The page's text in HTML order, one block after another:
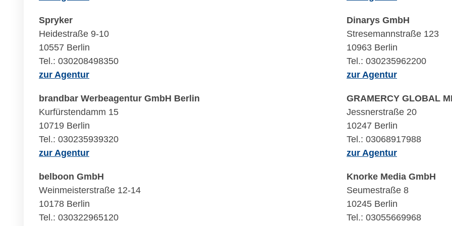
Spryker
Heidestraße 9-10
10557 Berlin
Tel.: 030208498350
zur Agentur
Dinarys GmbH
Stresemannstraße 123
10963 Berlin
Tel.: 030235962200
zur Agentur
brandbar Werbeagentur GmbH Berlin
Kurfürstendamm 15
10719 Berlin
Tel.: 030235939320
zur Agentur
GRAMERCY GLOBAL
Jessnerstraße 20
10247 Berlin
Tel.: 03068917988
zur Agentur
belboon GmbH
Weinmeisterstraße 12-14
10178 Berlin
Tel.: 030322965120
Knorke Media GmbH
Seumestraße 8
10245 Berlin
Tel.: 03055669968